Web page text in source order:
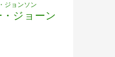
ジョンソン
ジョーン